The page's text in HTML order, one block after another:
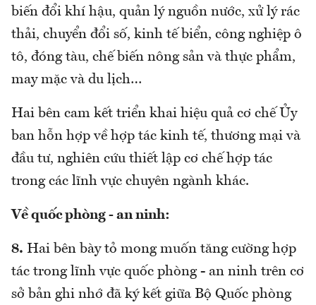
biến đổi khí hậu, quản lý nguồn nước, xử lý rác
thải, chuyển đổi số, kinh tế biển, công nghiệp ô
tô, đóng tàu, chế biến nông sản và thực phẩm,
may mặc và du lịch…
Hai bên cam kết triển khai hiệu quả cơ chế Ủy
ban hỗn hợp về hợp tác kinh tế, thương mại và
đầu tư, nghiên cứu thiết lập cơ chế hợp tác
trong các lĩnh vực chuyên ngành khác.
Về quốc phòng - an ninh:
8. Hai bên bày tỏ mong muốn tăng cường hợp
tác trong lĩnh vực quốc phòng - an ninh trên cơ
sở bản ghi nhớ đã ký kết giữa Bộ Quốc phòng